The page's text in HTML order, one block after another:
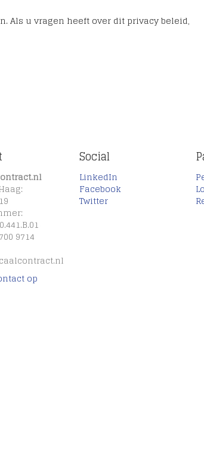
Als u vragen heeft over dit privacy beleid,
9714
op
Social
LinkedIn
Facebook
Twitter